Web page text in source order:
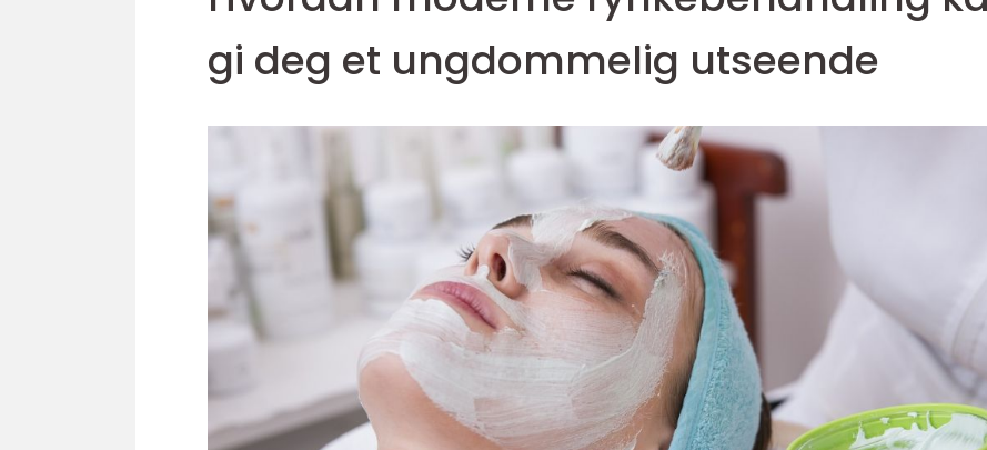
gi deg et ungdommelig utseende